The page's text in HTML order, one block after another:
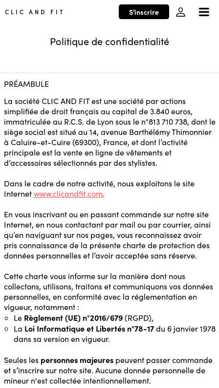
CLIC AND FIT S'inscrire
Politique de confidentialité
PRÉAMBULE
La société CLIC AND FIT est une société par actions
simplifiée de droit français au capital de 3.840 euros,
immatriculée au R.C.S. de Lyon sous le n°813 710 738, dont le
siège social est situé au 14, avenue Barthélémy Thimonnier
à Caluire-et-Cuire (69300), France, et dont l’activité
principale est la vente en ligne de vêtements et
d’accessoires sélectionnés par des stylistes.
Dans le cadre de notre activité, nous exploitons le site
Internetwww.clicandfit.com.
En vous inscrivant ou en passant commande sur notre site
Internet, en nous contactant par mail ou par courrier, ainsi
qu’en naviguant sur nos pages, vous reconnaissez avoir
pris connaissance de la présente charte de protection des
données personnelles et l’avoir acceptée sans réserve.
Cette charte vous informe sur la manière dont nous
collectons, utilisons, traitons et communiquons vos données
personnelles, en conformité avec la réglementation en
vigueur, notamment :
Le Règlement (UE) n°2016/679(RGPD),
La Loi Informatique et Libertés n°78-17du 6 janvier 1978
dans sa version en vigueur.
Seules les personnes majeurespeuvent passer commande
et s’inscrire sur notre site. Aucune donnée personnelle de
mineur n'est collectée intentionnellement.